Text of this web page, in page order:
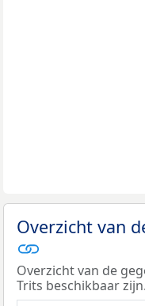
Overzicht van
Overzicht van de
Trits beschikbaar zijn.